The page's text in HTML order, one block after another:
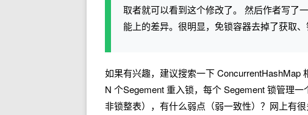
取者就可以看到这个修改了。 然后作者写了
能上的差异。很明显，免锁容器去掉了获取
如果有兴趣，建议搜索一下 ConcurrentHashMap
N 个Segement 重入锁，每个 Segement 锁管理
非锁整表），有什么弱点（弱一致性）？网上有